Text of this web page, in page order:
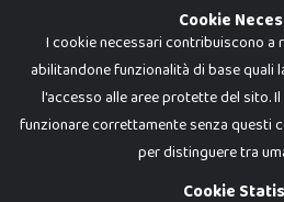
Cookie
I cookie necessari contribuiscono a
abilitandone funzionalità di base quali
l'accesso alle aree protette del sito.
funzionare correttamente senza questi
per distinguere tra
Cookie